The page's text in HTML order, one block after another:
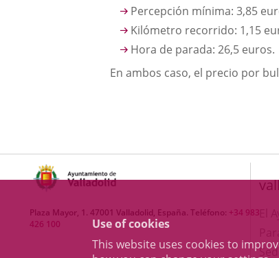
Use of cookies
This website uses cookies to
Percepción mínima: 3,85
Kilómetro recorrido: 1,15
Hora de parada: 26,5 euros.
En ambos caso, el precio por
Plaza Mayor, 1. 47001 Valladolid, España. Teléfono: +34 983
426 100